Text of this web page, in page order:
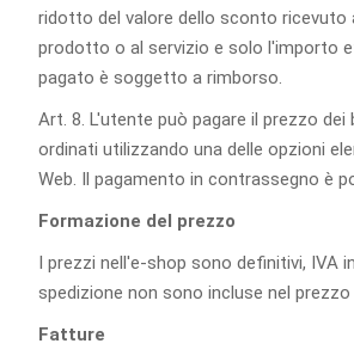
ridotto del valore dello sconto ricevuto
prodotto o al servizio e solo l'importo
pagato è soggetto a rimborso.
Art. 8. L'utente può pagare il prezzo dei
ordinati utilizzando una delle opzioni
Web. Il pagamento in contrassegno è
Formazione del prezzo
I prezzi nell'e-shop sono definitivi, IVA
spedizione non sono incluse nel
Fatture